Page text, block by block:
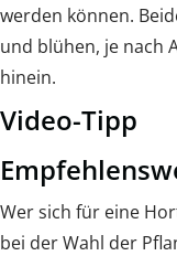
werden können.
und blühen, je nach
hinein.
Video-Tipp
Wer sich für eine
bei der Wahl der